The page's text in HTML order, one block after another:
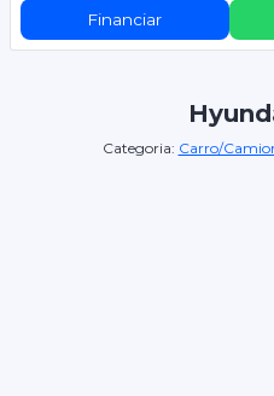
Financiar
Categoria: Carro/